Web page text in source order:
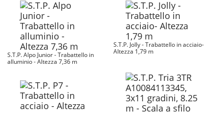
S.T.P. Alpo Junior - Trabattello in
alluminio - Altezza 7,36 m
S.T.P. Jolly - Trabattello in acciaio-
Altezza 1,79 m